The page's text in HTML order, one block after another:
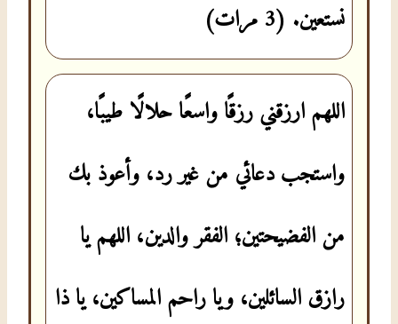
نستعين. (3 مرات)
اللهم ارزقني رزقًا واسعًا حلالًا طيبًا،
واستجب دعائي من غير رد، وأعوذ بك
من الفضيحتين؛ الفقر والدين، اللهم يا
رازق السائلين، ويا راحم المساكين، يا ذا